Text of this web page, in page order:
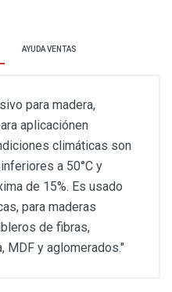
AYUDA VENTAS
para madera,
aplicaciónen
climáticas son
a 50°C y
de 15%. Es usado
para maderas
de fibras,
MDF y aglomerados."